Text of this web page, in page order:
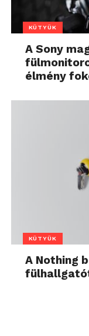
KÜTYÜK
A Sony
élmény
KÜTYÜK
A Nothing